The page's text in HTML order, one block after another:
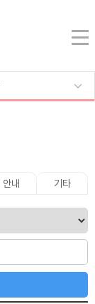
안내 기타